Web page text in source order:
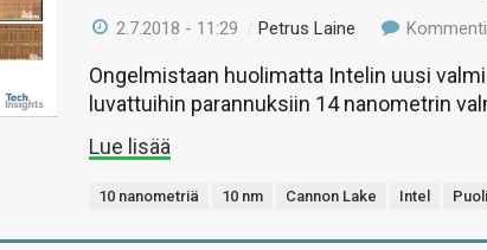
2.7.2018 - 11:29 /Petrus Laine
Ongelmistaan huolimatta Intelin uusi
luvattuihin parannuksiin 14 nanometrin
Lue lisää
10 nanometriä 10 nm Cannon Lake Intel